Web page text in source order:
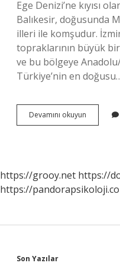
Ege Denizi’ne kıyısı
Balıkesir, doğusunda
illeri ile komşudur.
topraklarının büyük bir
ve bu bölgeye
Türkiye’nin en
Devamını okuyun
Batı
https://grooy.net https://
https://
Son Yazılar